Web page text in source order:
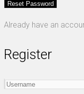
Already have an
Register